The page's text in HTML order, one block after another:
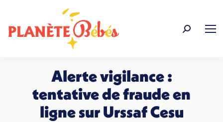
Recherche
Alerte vigilance :
tentative de fraude en
ligne sur Urssaf Cesu